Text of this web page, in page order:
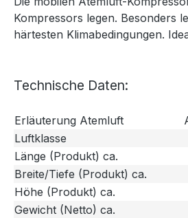
Kompressors legen. Besonders
härtesten Klimabedingungen.
Technische Daten:
Erläuterung Atemluft
Luftklasse
Länge (Produkt) ca.
Breite/Tiefe (Produkt) ca.
Höhe (Produkt) ca.
Gewicht (Netto) ca.